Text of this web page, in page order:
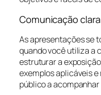
Comunicação
As apresentações se
quando você utiliza a
estruturar a
exemplos aplicáveis
público a